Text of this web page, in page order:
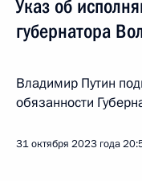
Указ об
губернатора
Владимир Путин
обязанности
31 октября 2023 года